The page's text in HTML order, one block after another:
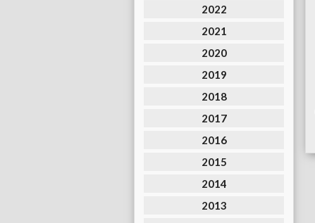
2022
2021
2020
2019
2018
2017
2016
2015
2014
2013